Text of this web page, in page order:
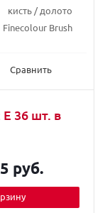
кисть / долото
Finecolour Brush
Сравнить
36 шт. в
руб.